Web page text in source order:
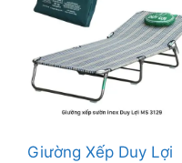
Giường Xếp Duy Lợi